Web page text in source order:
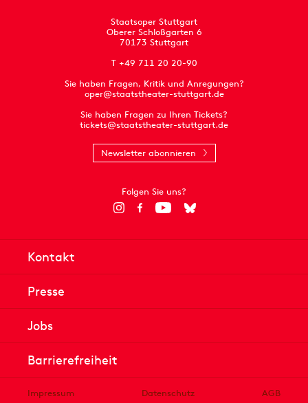
Staatsoper Stuttgart
Oberer Schloßgarten 6
70173 Stuttgart
T +49 711 20 20-90
Sie haben Fragen, Kritik und Anregungen?
oper@staatstheater-stuttgart.de
Sie haben Fragen zu Ihren Tickets?
tickets@staatstheater-stuttgart.de
Newsletter abonnieren
Folgen Sie uns?
Kontakt
Presse
Jobs
Barrierefreiheit
Impressum Datenschutz AGB